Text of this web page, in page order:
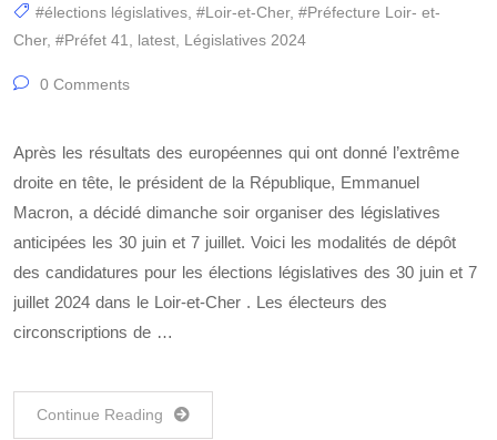
#élections législatives #Loir-et-Cher, #Préfecture Loir- et-
Cher, #Préfet 41 latest Législatives 2024
0 Comments
Après les résultats des européennes qui ont donné l’extrême
droite en tête, le président de la République, Emmanuel
Macron, a décidé dimanche soir organiser des législatives
anticipées les 30 juin et 7 juillet. Voici les modalités de dépôt
des candidatures pour les élections législatives des 30 juin et 7
juillet 2024 dans le Loir-et-Cher . Les électeurs des
circonscriptions de …
Continue Reading